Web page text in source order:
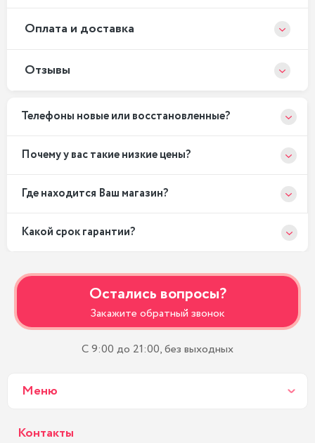
Оплата и доставка
Отзывы
Телефоны новые или восстановленные?
Почему у вас такие низкие цены?
Где находится Ваш магазин?
Какой срок гарантии?
Остались вопросы?
Закажите обратный звонок
С 9:00 до 21:00, без выходных
Меню
Контакты